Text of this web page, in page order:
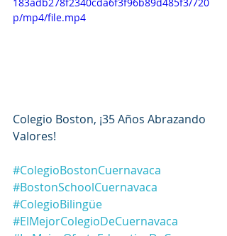
p/mp4/file.mp4
Colegio Boston, ¡35 Años Abrazando
Valores!
#ColegioBostonCuernavaca
#BostonSchoolCuernavaca
#ColegioBilingüe
#ElMejorColegioDeCuernavaca